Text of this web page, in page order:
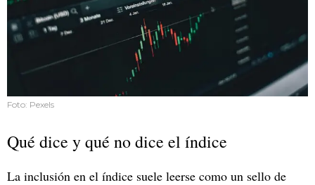
Foto: Pexels
Qué dice y qué no dice el índice
La inclusión en el índice suele leerse como un sello de